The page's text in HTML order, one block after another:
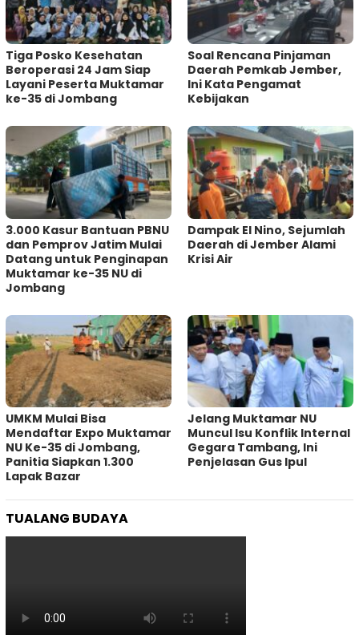
Tiga Posko Kesehatan
Beroperasi 24 Jam Siap
Layani Peserta Muktamar
ke-35 di Jombang
‎Soal Rencana Pinjaman
Daerah Pemkab Jember,
Ini Kata Pengamat
Kebijakan ‎
3.000 Kasur Bantuan PBNU
dan Pemprov Jatim Mulai
Datang untuk Penginapan
Muktamar ke-35 NU di
Jombang
Dampak El Nino, Sejumlah
Daerah di Jember Alami
Krisi Air
UMKM Mulai Bisa
Mendaftar Expo Muktamar
NU Ke-35 di Jombang,
Panitia Siapkan 1.300
Lapak Bazar
Jelang Muktamar NU
Muncul Isu Konflik Internal
Gegara Tambang, Ini
Penjelasan Gus Ipul
TUALANG BUDAYA